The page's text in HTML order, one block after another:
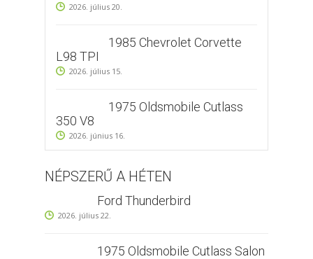
2026. július 20.
1985 Chevrolet Corvette
L98 TPI
2026. július 15.
1975 Oldsmobile Cutlass
350 V8
2026. június 16.
NÉPSZERŰ A HÉTEN
Ford Thunderbird
2026. július 22.
1975 Oldsmobile Cutlass Salon